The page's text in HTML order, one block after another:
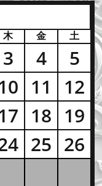
木 金 土
4
5
11
12
18 19
25 26
3
5
12
19
26
4
11
18
25
3